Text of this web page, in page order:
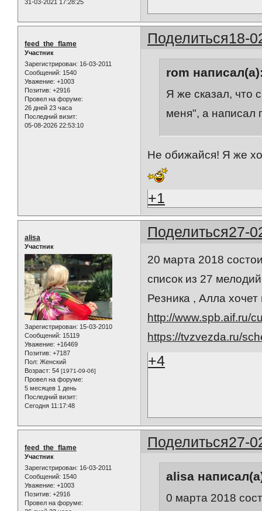
31-03-2021 17:28:25
Поделиться18-
feed_the_flame
Участник
Зарегистрирован: 16-03-2011
Сообщений: 1540
Уважение: +1003
Позитив: +2916
Провел на форуме:
26 дней 23 часа
Последний визит:
05-08-2026 22:53:10
rom
Я же сказал, что
меня", а написал
Не обижайся! Я же
+1
Поделиться27-
alisa
Участник
Зарегистрирован: 15-03-2010
Сообщений: 15119
Уважение: +16469
Позитив: +7187
Пол: Женский
Возраст: 54 [1971-09-06]
Провел на форуме:
5 месяцев 1 день
Последний визит:
Сегодня 11:17:48
20 марта 2018
список из 27
Резника , Алла
http://www.spb.aif.ru/
https://tvzvezda.ru/
+4
Поделиться27-
feed_the_flame
Участник
Зарегистрирован: 16-03-2011
Сообщений: 1540
Уважение: +1003
Позитив: +2916
Провел на форуме:
alisa
0 марта 2018